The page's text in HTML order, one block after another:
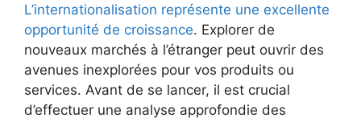
L’internationalisation représente une excellente
opportunité de croissance. Explorer de
nouveaux marchés à l’étranger peut ouvrir des
avenues inexplorées pour vos produits ou
services. Avant de se lancer, il est crucial
d’effectuer une analyse approfondie des